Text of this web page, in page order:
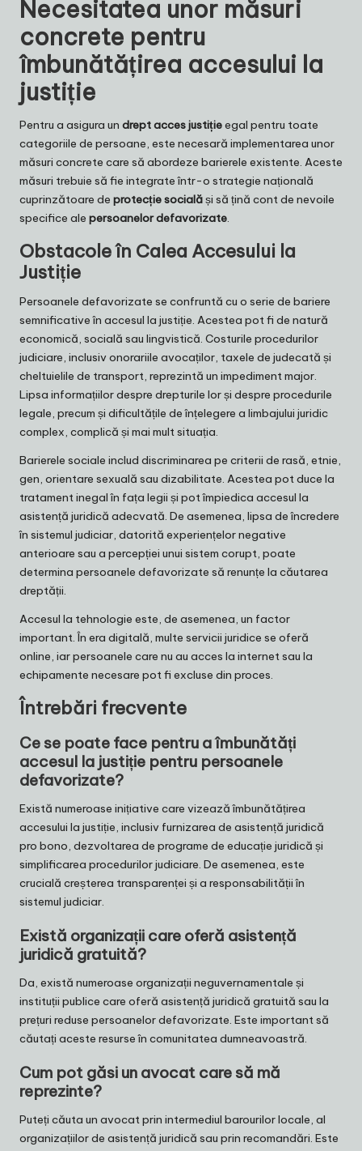
Necesitatea unor măsuri
concrete pentru
îmbunătățirea accesului la
justiție
Pentru a asigura un drept acces justițieegal pentru toate
categoriile de persoane, este necesară implementarea unor
măsuri concrete care să abordeze barierele existente. Aceste
măsuri trebuie să fie integrate într-o strategie națională
cuprinzătoare de protecție socialăși să țină cont de nevoile
specifice ale persoanelor defavorizate.
Obstacole în Calea Accesului la
Justiție
Persoanele defavorizate se confruntă cu o serie de bariere
semnificative în accesul la justiție. Acestea pot fi de natură
economică, socială sau lingvistică. Costurile procedurilor
judiciare, inclusiv onorariile avocaților, taxele de judecată și
cheltuielile de transport, reprezintă un impediment major.
Lipsa informațiilor despre drepturile lor și despre procedurile
legale, precum și dificultățile de înțelegere a limbajului juridic
complex, complică și mai mult situația.
Barierele sociale includ discriminarea pe criterii de rasă, etnie,
gen, orientare sexuală sau dizabilitate. Acestea pot duce la
tratament inegal în fața legii și pot împiedica accesul la
asistență juridică adecvată. De asemenea, lipsa de încredere
în sistemul judiciar, datorită experiențelor negative
anterioare sau a percepției unui sistem corupt, poate
determina persoanele defavorizate să renunțe la căutarea
dreptății.
Accesul la tehnologie este, de asemenea, un factor
important. În era digitală, multe servicii juridice se oferă
online, iar persoanele care nu au acces la internet sau la
echipamente necesare pot fi excluse din proces.
Întrebări frecvente
Ce se poate face pentru a îmbunătăți
accesul la justiție pentru persoanele
defavorizate?
Există numeroase inițiative care vizează îmbunătățirea
accesului la justiție, inclusiv furnizarea de asistență juridică
pro bono, dezvoltarea de programe de educație juridică și
simplificarea procedurilor judiciare. De asemenea, este
crucială creșterea transparenței și a responsabilității în
sistemul judiciar.
Există organizații care oferă asistență
juridică gratuită?
Da, există numeroase organizații neguvernamentale și
instituții publice care oferă asistență juridică gratuită sau la
prețuri reduse persoanelor defavorizate. Este important să
căutați aceste resurse în comunitatea dumneavoastră.
Cum pot găsi un avocat care să mă
reprezinte?
Puteți căuta un avocat prin intermediul barourilor locale, al
organizațiilor de asistență juridică sau prin recomandări. Este